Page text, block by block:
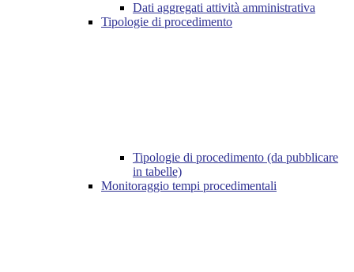
Dati aggregati attività amministrativa
Tipologie di procedimento
Tipologie di procedimento (da pubblicare
in tabelle)
Monitoraggio tempi procedimentali